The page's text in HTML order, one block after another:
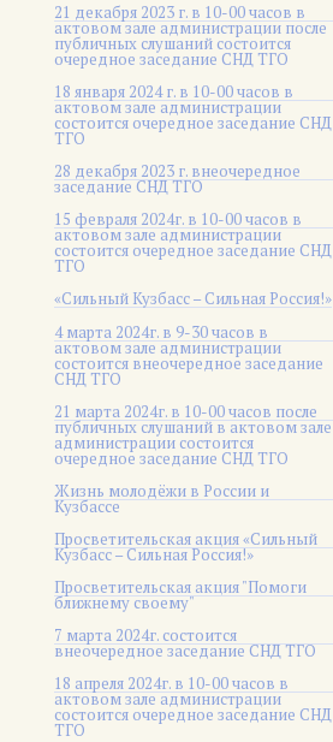
21 декабря 2023 г. в 10-00 часов в
актовом зале администрации после
публичных слушаний состоится
очередное заседание СНД ТГО
18 января 2024 г. в 10-00 часов в
актовом зале администрации
состоится очередное заседание СНД
ТГО
28 декабря 2023 г. внеочередное
заседание СНД ТГО
15 февраля 2024г. в 10-00 часов в
актовом зале администрации
состоится очередное заседание СНД
ТГО
«Сильный Кузбасс – Сильная Россия!»
4 марта 2024г. в 9-30 часов в
актовом зале администрации
состоится внеочередное заседание
СНД ТГО
21 марта 2024г. в 10-00 часов после
публичных слушаний в актовом зале
администрации состоится
очередное заседание СНД ТГО
Жизнь молодёжи в России и
Кузбассе
Просветительская акция «Сильный
Кузбасс – Сильная Россия!»
Просветительская акция "Помоги
ближнему своему"
7 марта 2024г. состоится
внеочередное заседание СНД ТГО
18 апреля 2024г. в 10-00 часов в
актовом зале администрации
состоится очередное заседание СНД
ТГО